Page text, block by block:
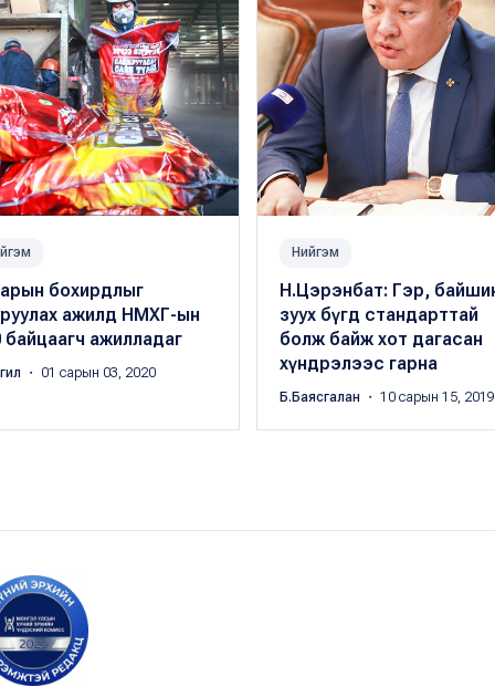
бохирдлыг
ажилд НМХГ-ын
байцаагч ажилладаг
・ 01 сарын 03, 2020
Нийгэм
Н.Цэрэнбат: Гэр,
зуух бүгд стандарттай
болж байж хот дагасан
хүндрэлээс гарна
Б.Баясгалан ・ 10 сарын 15, 2019